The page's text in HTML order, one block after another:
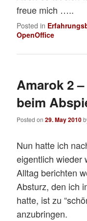
freue mich …..
Posted in
OpenOffice
Amarok 2
beim
Posted on29. May 2010
Nun hatte ich
eigentlich wieder
Alltag berichten
Absturz, den ich
hatte, ist zu
anzubringen.